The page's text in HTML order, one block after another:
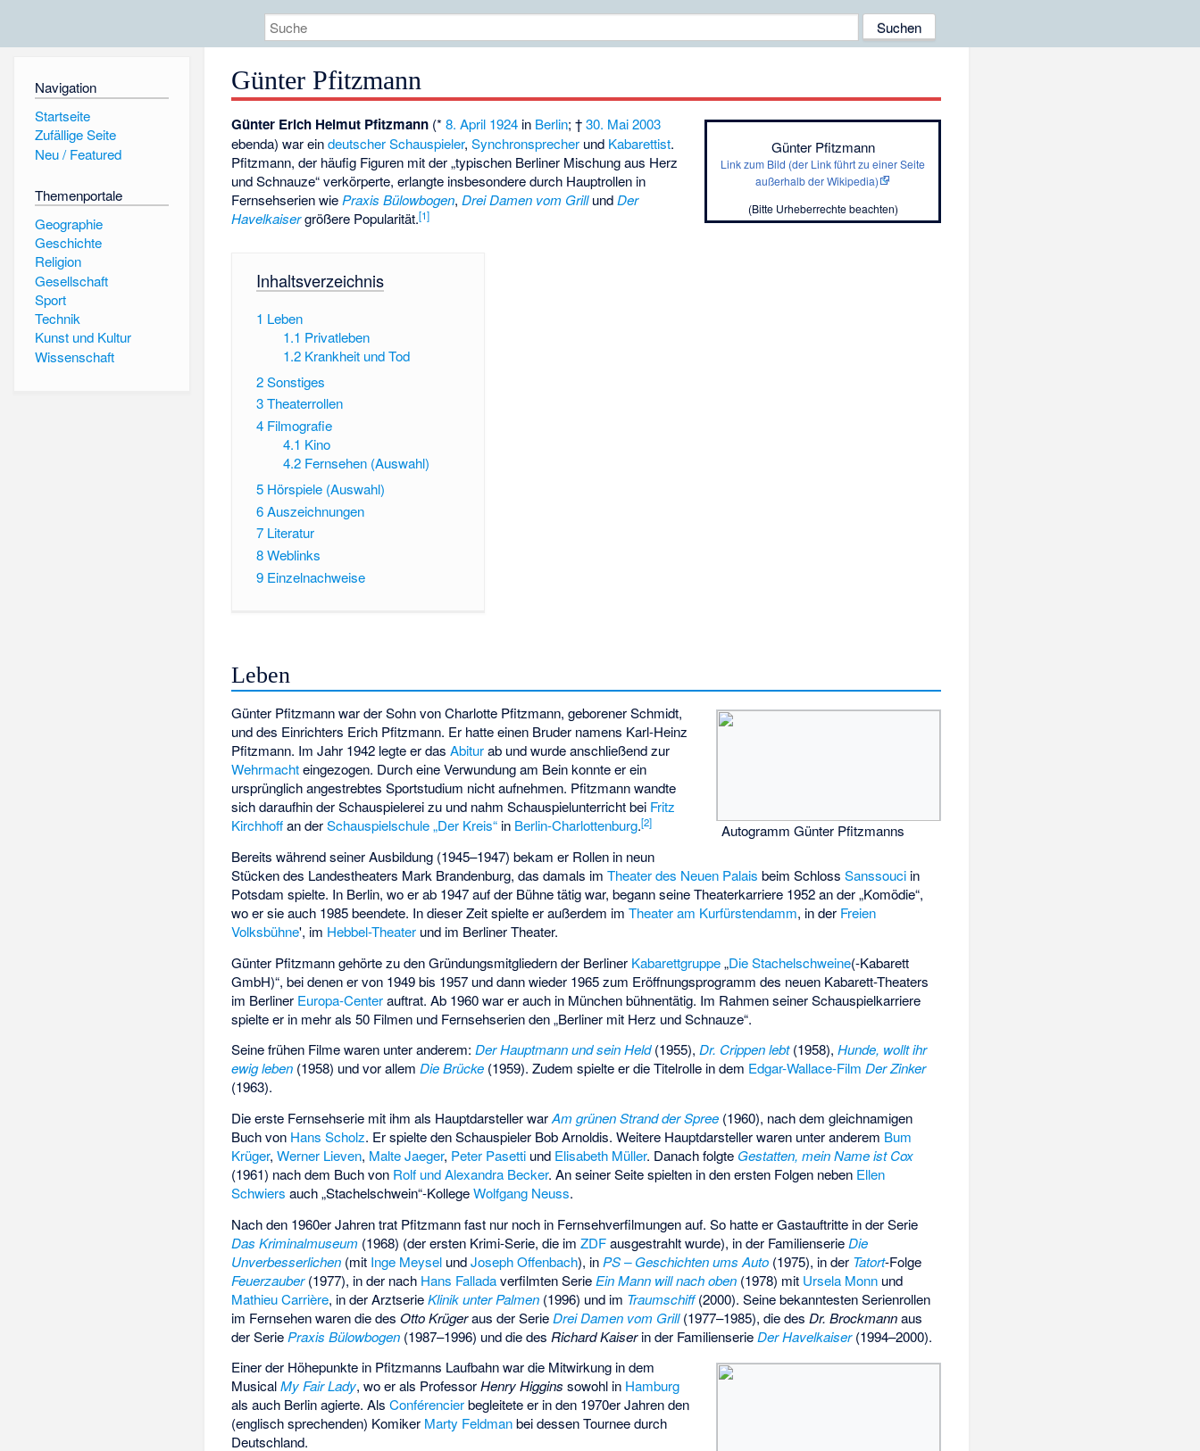
Navigation
Startseite
Zufällige Seite
Neu / Featured
Themenportale
Geographie
Geschichte
Religion
Gesellschaft
Sport
Technik
Kunst und Kultur
Wissenschaft
Günter Pfitzmann
Günter Pfitzmann
Link zum Bild (der Link führt zu einer Seite
außerhalb der Wikipedia)
(Bitte Urheberrechte beachten)
Günter Erich Helmut Pfitzmann (*8. April 1924 in Berlin; †30. Mai 2003
ebenda) war eindeutscher Schauspieler,Synchronsprecher und Kabarettist.
Pfitzmann, der häufig Figuren mit der „typischen Berliner Mischung aus Herz
und Schnauze“ verkörperte, erlangte insbesondere durch Hauptrollen in
Fernsehserien wiePraxis Bülowbogen,Drei Damen vom GrillundDer
Havelkaisergrößere Popularität.[1]
Inhaltsverzeichnis
1 Leben
1.1 Privatleben
1.2 Krankheit und Tod
2Sonstiges
3Theaterrollen
4 Filmografie
4.1 Kino
4.2 Fernsehen (Auswahl)
5 Hörspiele (Auswahl)
6Auszeichnungen
7 Literatur
8Weblinks
9 Einzelnachweise
Leben
Autogramm Günter Pfitzmanns
Günter Pfitzmann war der Sohn von Charlotte Pfitzmann, geborener Schmidt,
und des Einrichters Erich Pfitzmann. Er hatte einen Bruder namens Karl-Heinz
Pfitzmann. Im Jahr 1942 legte er dasAbiturab und wurde anschließend zur
Wehrmachteingezogen. Durch eine Verwundung am Bein konnte er ein
ursprünglich angestrebtes Sportstudium nicht aufnehmen. Pfitzmann wandte
sich daraufhin der Schauspielerei zu und nahm Schauspielunterricht bei Fritz
Kirchhoffan derSchauspielschule „Der Kreis“ in Berlin-Charlottenburg.[2]
Bereits während seiner Ausbildung (1945–1947) bekam er Rollen in neun
Stücken des Landestheaters Mark Brandenburg, das damals imTheater des Neuen Palais beim SchlossSanssouci in
Potsdam spielte. In Berlin, wo er ab 1947 auf der Bühne tätig war, begann seine Theaterkarriere 1952 an der „Komödie“,
wo er sie auch 1985 beendete. In dieser Zeit spielte er außerdem imTheater am Kurfürstendamm, in der Freien
Volksbühne', im Hebbel-Theater und im Berliner Theater.
Günter Pfitzmann gehörte zu den Gründungsmitgliedern der Berliner Kabarettgruppe„Die Stachelschweine(-Kabarett
GmbH)“, bei denen er von 1949 bis 1957 und dann wieder 1965 zum Eröffnungsprogramm des neuen Kabarett-Theaters
im Berliner Europa-Centerauftrat. Ab 1960 war er auch in München bühnentätig. Im Rahmen seiner Schauspielkarriere
spielte er in mehr als 50 Filmen und Fernsehserien den „Berliner mit Herz und Schnauze“.
Seine frühen Filme waren unter anderem:Der Hauptmann und sein Held(1955),Dr. Crippen lebt(1958),Hunde, wollt ihr
ewig leben (1958) und vor allemDie Brücke (1959). Zudem spielte er die Titelrolle in dem Edgar-Wallace-Film Der Zinker
(1963).
Die erste Fernsehserie mit ihm als Hauptdarsteller warAm grünen Strand der Spree (1960), nach dem gleichnamigen
Buch von Hans Scholz. Er spielte den Schauspieler Bob Arnoldis. Weitere Hauptdarsteller waren unter anderem Bum
Krüger,Werner Lieven, Malte Jaeger, Peter Pasetti und Elisabeth Müller. Danach folgte Gestatten, mein Name ist Cox
(1961) nach dem Buch von Rolf und Alexandra Becker. An seiner Seite spielten in den ersten Folgen neben Ellen
Schwiers auch „Stachelschwein“-KollegeWolfgang Neuss.
Nach den 1960er Jahren trat Pfitzmann fast nur noch in Fernsehverfilmungen auf. So hatte er Gastauftritte in der Serie
Das Kriminalmuseum (1968) (der ersten Krimi-Serie, die imZDFausgestrahlt wurde), in der FamilienserieDie
Unverbesserlichen (mit Inge Meysel undJoseph Offenbach), in PS – Geschichten ums Auto (1975), in der Tatort-Folge
Feuerzauber(1977), in der nach Hans Falladaverfilmten Serie Ein Mann will nach oben (1978) mit Ursela Monn und
Mathieu Carrière, in der ArztserieKlinik unter Palmen (1996) und im Traumschiff(2000). Seine bekanntesten Serienrollen
im Fernsehen waren die desOtto Krügeraus der SerieDrei Damen vom Grill(1977–1985), die desDr. Brockmannaus
der Serie Praxis Bülowbogen (1987–1996) und die des Richard Kaiserin der FamilienserieDer Havelkaiser(1994–2000).
Einer der Höhepunkte in Pfitzmanns Laufbahn war die Mitwirkung in dem
MusicalMy Fair Lady, wo er als ProfessorHenry Higgins sowohl in Hamburg
als auch Berlin agierte. AlsConférencierbegleitete er in den 1970er Jahren den
(englisch sprechenden) Komiker Marty Feldmanbei dessen Tournee durch
Deutschland.